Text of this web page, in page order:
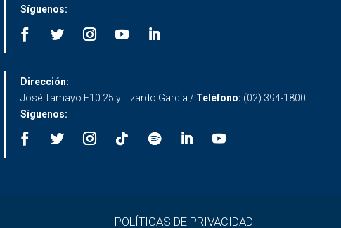
Síguenos:
Dirección:
José Tamayo E10 25 y Lizardo García / Teléfono: (02) 394-1800
Síguenos:
POLÍTICAS DE PRIVACIDAD